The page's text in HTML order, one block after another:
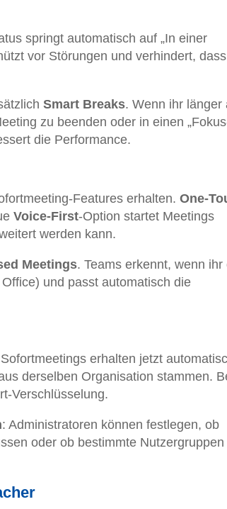
springt automatisch auf „In einer
vor Störungen und verhindert,
Smart Breaks. Wenn ihr länger
zu beenden oder in einen
die Performance.
Features erhalten. One-
Voice-First-Option startet Meetings
werden kann.
Meetings. Teams erkennt, wenn ihr
und passt automatisch die
erhalten jetzt
derselben Organisation stammen.
Verschlüsselung.
: Administratoren können festlegen, ob
oder ob bestimmte